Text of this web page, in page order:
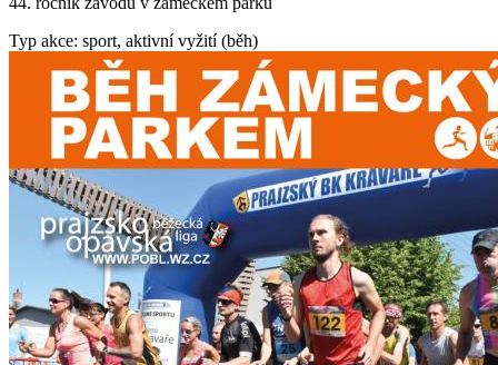
Typ akce: sport, aktivní vyžití (běh)